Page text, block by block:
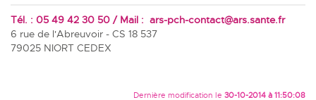
Tél. : 05 49 42 30 50 / Mail : ars-pch-contact@ars.sante.fr
6 rue de l'Abreuvoir - CS 18 537
79025 NIORT CEDEX
Dernière modification le 30-10-2014 à 11:50:08